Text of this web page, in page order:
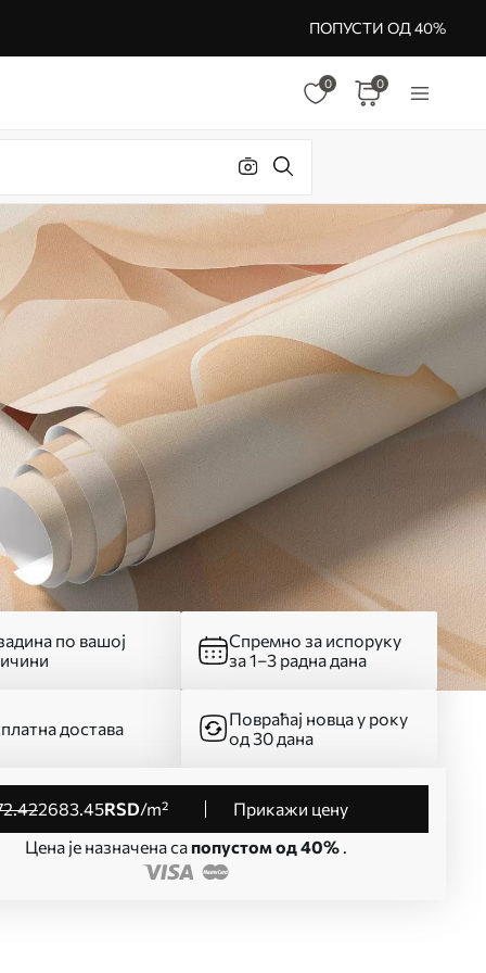
ПОПУСТИ ОД 40%
0 0
по вашој
Спремно за испоруку
за 1–3 радна дана
достава
Повраћај новца у року
од 30 дана
.422683.45RSD/m²
Прикажи цену
Цена је назначена са попустом од 40%.